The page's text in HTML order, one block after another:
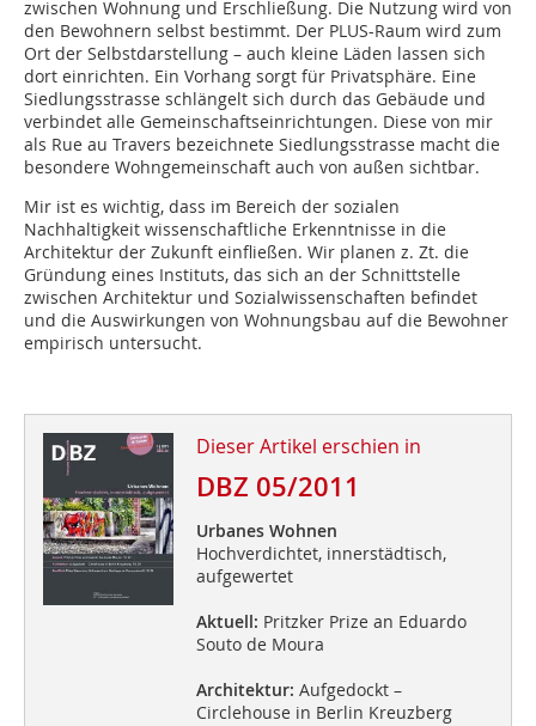
zwischen Wohnung und Erschließung. Die Nutzung wird von
den Bewohnern selbst bestimmt. Der PLUS-Raum wird zum
Ort der Selbst­darstellung – auch kleine Läden lassen sich
dort einrichten. Ein Vorhang sorgt für Privatsphäre. Eine
Siedlungsstrasse schlängelt sich durch das Gebäude und
verbindet alle Gemeinschaftseinrichtungen. Diese von mir
als Rue au Travers bezeichnete Siedlungsstrasse macht die
besondere Wohngemeinschaft auch von außen sichtbar.
Mir ist es wichtig, dass im Bereich der sozialen
Nachhaltigkeit ­wissenschaftliche Erkenntnisse in die
Architektur der Zukunft einfließen. Wir planen z. Zt. die
Gründung eines Instituts, das sich an der Schnitt­stelle
zwischen Architektur und Sozialwissenschaften befindet
und die Auswirkungen von Wohnungsbau auf die Bewohner
empirisch untersucht.
Dieser Artikel erschien in
DBZ 05/2011
Urbanes Wohnen
Hochverdichtet, innerstädtisch,
aufgewertet
Aktuell: Pritzker Prize an Eduardo
Souto de Moura
Architektur: Aufgedockt –
Circlehouse in Berlin Kreuzberg